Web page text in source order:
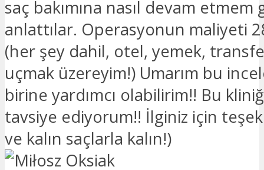
saç bakımına nasıl devam
anlattılar. Operasyonun maliyeti
(her şey dahil, otel, yemek,
uçmak üzereyim!) Umarım bu
birine yardımcı olabilirim!! Bu
tavsiye ediyorum!! İlginiz için
ve kalın saçlarla kalın!)